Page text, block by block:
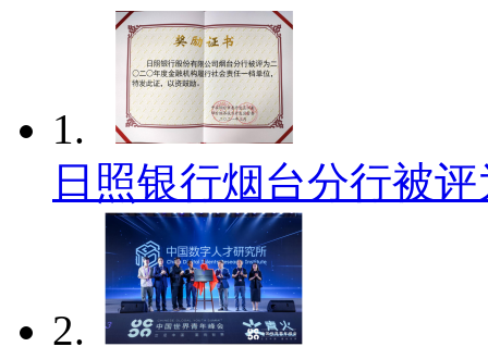
1.
日照银行烟台分行被评
2.